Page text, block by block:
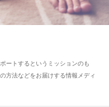
ートするというミッションのも
方法などをお届けする情報メディ